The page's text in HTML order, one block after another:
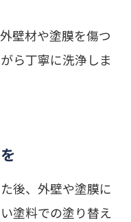
壁材や塗膜を傷つ
ら丁寧に洗浄しま
後、外壁や塗膜に
塗料での塗り替え